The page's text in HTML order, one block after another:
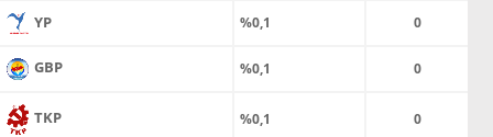
YP %0,1 0
GBP %0,1 0
TKP %0,1 0